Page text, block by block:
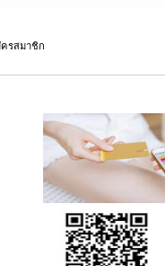
รสมาชิก